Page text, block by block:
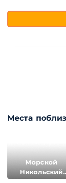
Места
Морской
Никольский